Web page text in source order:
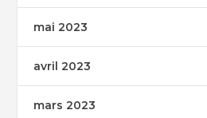
mai 2023
avril 2023
mars 2023